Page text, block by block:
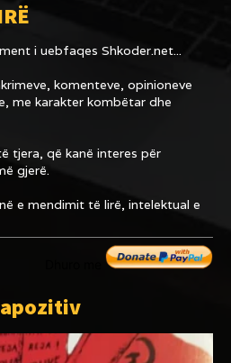
i uebfaqes Shkoder.net...
komenteve, opinioneve
me karakter kombëtar dhe
tjera, që kanë interes për
gjerë.
e mendimit të lirë, intelektual e